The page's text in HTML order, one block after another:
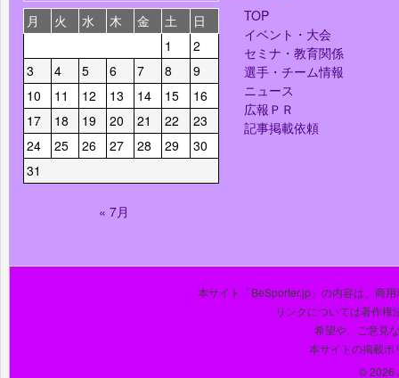
月
火 水 木 金 土
日
1
2
3
4 5 6 7 8
9
10
11 12 13 14 15
16
17
18 19 20 21 22
23
24
25 26 27 28 29
30
31
« 7月
TOP
イベント・大会
セミナ・教育関係
選手・チーム情報
ニュース
広報ＰＲ
記事掲載依頼
本サイト「BeSporter.jp」の内容は、商
リンクについては著作権
希望や、ご意見
本サイトの掲載ポ
© 2026